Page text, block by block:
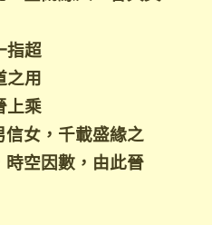
超
用
乘
女，千載盛緣之
空因數，由此晉